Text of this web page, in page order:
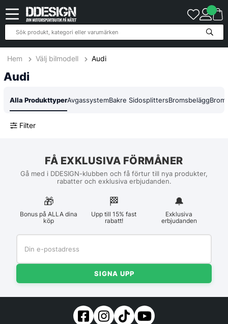
Hem Välj bilmodell Audi
Audi
Alla ProdukttyperAvgassystemBakre SidosplittersBromsbelägg
Filter
FÅ EXKLUSIVA FÖRMÅNER
Gå med i DDESIGN-klubben och få förtur till nya produkter,
rabatter och exklusiva erbjudanden.
🎁
Bonus på ALLA dina
köp
🏁︎
Upp till 15% fast
rabatt!
🔔
Exklusiva
erbjudanden
SIGNA UPP